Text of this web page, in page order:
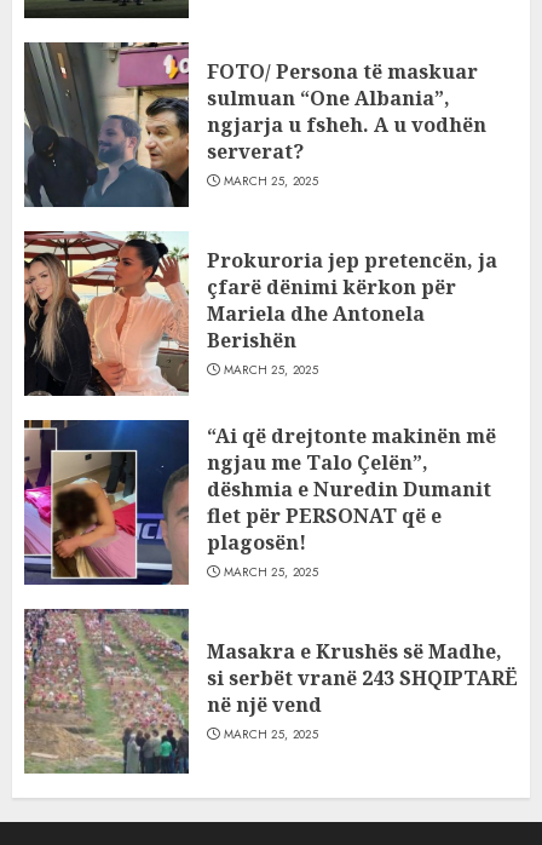
FOTO/ Persona të maskuar
sulmuan “One Albania”,
ngjarja u fsheh. A u vodhën
serverat?
MARCH 25, 2025
Prokuroria jep pretencën, ja
çfarë dënimi kërkon për
Mariela dhe Antonela
Berishën
MARCH 25, 2025
“Ai që drejtonte makinën më
ngjau me Talo Çelën”,
dëshmia e Nuredin Dumanit
flet për PERSONAT që e
plagosën!
MARCH 25, 2025
Masakra e Krushës së Madhe,
si serbët vranë 243 SHQIPTARË
në një vend
MARCH 25, 2025